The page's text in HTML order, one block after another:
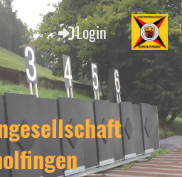
Login